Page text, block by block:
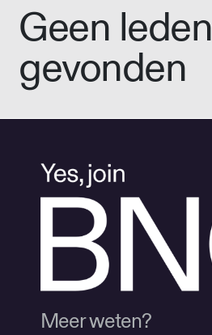
Geen leden
gevonden
Meer weten?